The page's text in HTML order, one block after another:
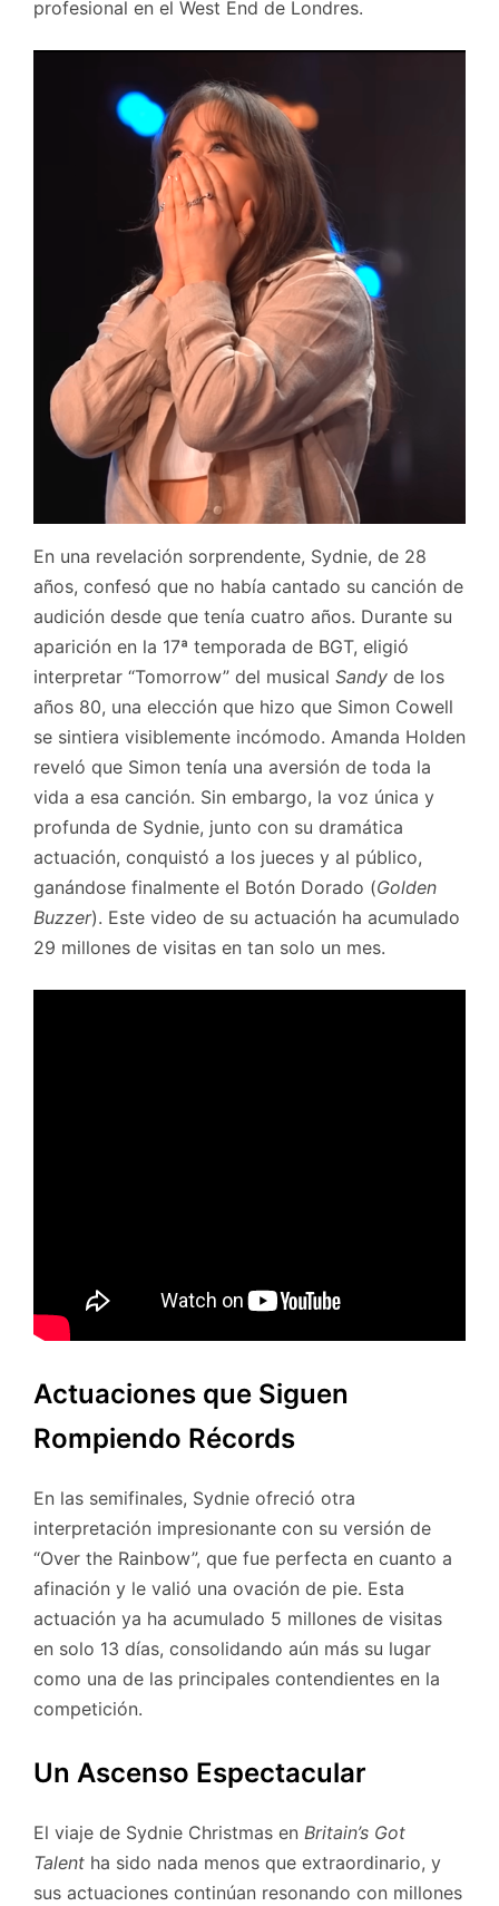
profesional en el West End de Londres.
En una revelación sorprendente, Sydnie, de 28
años, confesó que no había cantado su canción de
audición desde que tenía cuatro años. Durante su
aparición en la 17ª temporada de BGT, eligió
interpretar “Tomorrow” del musical Sandy de los
años 80, una elección que hizo que Simon Cowell
se sintiera visiblemente incómodo. Amanda Holden
reveló que Simon tenía una aversión de toda la
vida a esa canción. Sin embargo, la voz única y
profunda de Sydnie, junto con su dramática
actuación, conquistó a los jueces y al público,
ganándose finalmente el Botón Dorado (Golden
Buzzer). Este video de su actuación ha acumulado
29 millones de visitas en tan solo un mes.
Actuaciones que Siguen
Rompiendo Récords
En las semifinales, Sydnie ofreció otra
interpretación impresionante con su versión de
“Over the Rainbow”, que fue perfecta en cuanto a
afinación y le valió una ovación de pie. Esta
actuación ya ha acumulado 5 millones de visitas
en solo 13 días, consolidando aún más su lugar
como una de las principales contendientes en la
competición.
Un Ascenso Espectacular
El viaje de Sydnie Christmas en Britain’s Got
Talent ha sido nada menos que extraordinario, y
sus actuaciones continúan resonando con millones